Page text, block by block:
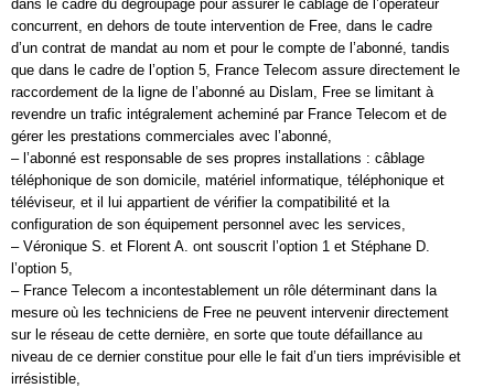
dans le cadre du dégroupage pour assurer le câblage de l’opérateur
concurrent, en dehors de toute intervention de Free, dans le cadre
d’un contrat de mandat au nom et pour le compte de l’abonné, tandis
que dans le cadre de l’option 5, France Telecom assure directement le
raccordement de la ligne de l’abonné au Dislam, Free se limitant à
revendre un trafic intégralement acheminé par France Telecom et de
gérer les prestations commerciales avec l’abonné,
– l’abonné est responsable de ses propres installations : câblage
téléphonique de son domicile, matériel informatique, téléphonique et
téléviseur, et il lui appartient de vérifier la compatibilité et la
configuration de son équipement personnel avec les services,
– Véronique S. et Florent A. ont souscrit l’option 1 et Stéphane D.
l’option 5,
– France Telecom a incontestablement un rôle déterminant dans la
mesure où les techniciens de Free ne peuvent intervenir directement
sur le réseau de cette dernière, en sorte que toute défaillance au
niveau de ce dernier constitue pour elle le fait d’un tiers imprévisible et
irrésistible,